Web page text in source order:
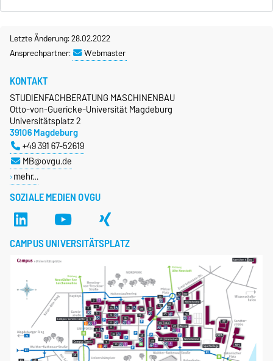
Letzte Änderung: 28.02.2022
Ansprechpartner:
Webmaster
SOZIALE MEDIEN OVGU
KONTAKT
STUDIENFACHBERATUNG MASCHINENBAU
Otto-von-Guericke-Universität Magdeburg
Universitätsplatz 2
39106 Magdeburg
+49 391 67-52619
MB@ovgu.de
mehr…
CAMPUS UNIVERSITÄTSPLATZ